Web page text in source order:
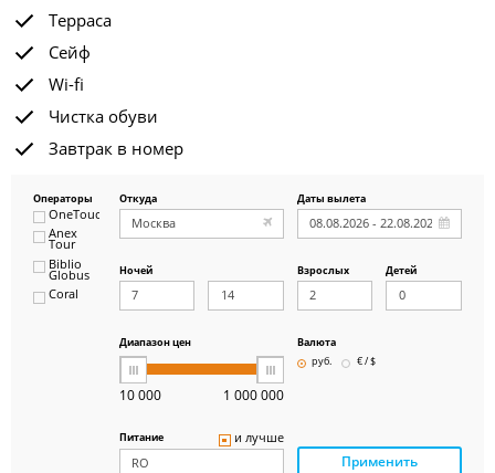
Терраса
Сейф
Wi-fi
Чистка обуви
Завтрак в номер
Операторы
OneTouch&Travel
Anex
Tour
Biblio
Globus
Coral
Откуда Даты вылета
Ночей Взрослых Детей
Диапазон цен
10 000 1 000 000
Валюта
руб.
€ / $
Питание и лучше
Применить